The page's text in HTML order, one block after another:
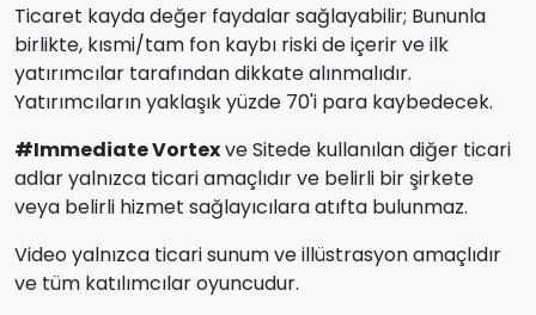
Ticaret kayda değer faydalar sağlayabilir; Bununla
birlikte, kısmi/tam fon kaybı riski de içerir ve ilk
yatırımcılar tarafından dikkate alınmalıdır.
Yatırımcıların yaklaşık yüzde 70'i para kaybedecek.
#Immediate Vortexve Sitede kullanılan diğer ticari
adlar yalnızca ticari amaçlıdır ve belirli bir şirkete
veya belirli hizmet sağlayıcılara atıfta bulunmaz.
Video yalnızca ticari sunum ve illüstrasyon amaçlıdır
ve tüm katılımcılar oyuncudur.